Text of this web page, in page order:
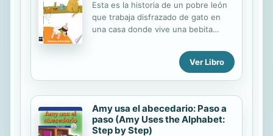
Esta es la historia de un pobre león
que trabaja disfrazado de gato en
una casa donde vive una bebita
aburrirle su trabajo. Además, la
curiosidad de Julia lo tiene
que no te puedes perder.
Ver Libro
Amy usa el abecedario: Paso a
paso (Amy Uses the Alphabet:
Step by Step)